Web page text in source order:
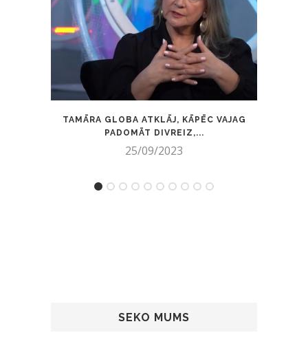
TAMĀRA GLOBA ATKLĀJ, KĀPĒC VAJAG
PADOMĀT DIVREIZ,...
25/09/2023
SEKO MUMS